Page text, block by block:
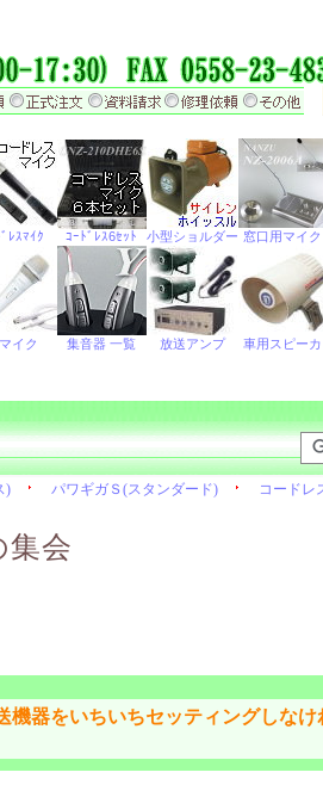
集会
機器をいちいちセッティングしなけ